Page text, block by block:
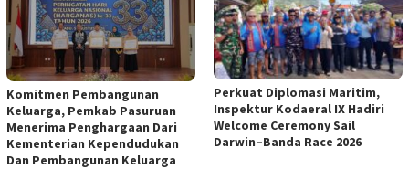
Komitmen Pembangunan
Keluarga, Pemkab Pasuruan
Menerima Penghargaan Dari
Kementerian Kependudukan
Dan Pembangunan Keluarga
Perkuat Diplomasi Maritim,
Inspektur Kodaeral IX Hadiri
Welcome Ceremony Sail
Darwin–Banda Race 2026